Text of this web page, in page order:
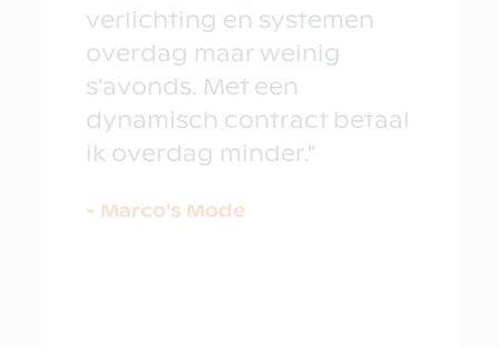
verlichting en systemen
overdag maar weinig
s'avonds. Met een
dynamisch contract betaal
ik overdag minder."
- Marco's Mode